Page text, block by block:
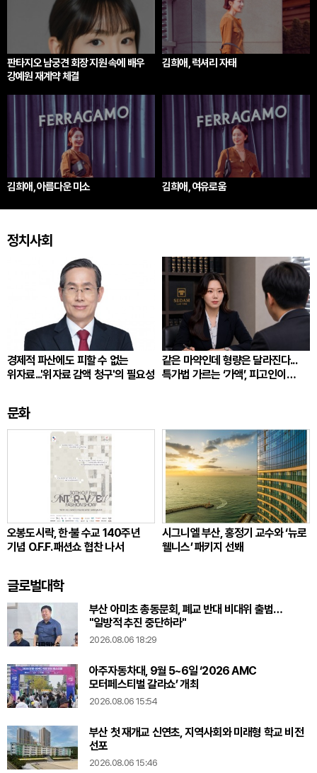
판타지오 남궁견 회장 지원 속에 배우
강예원 재계약 체결
김희애, 럭셔리 자태
김희애, 아름다운 미소 김희애, 여유로움
정치사회
경제적 파산에도 피할 수 없는
위자료...'위자료 감액 청구'의 필요성
같은 마약인데 형량은 달라진다...
특가법 가르는 ‘가액’, 피고인이
문화
오봉도시락, 한·불 수교 140주년
기념 O.F.F. 패션쇼 협찬 나서
시그니엘 부산, 홍정기 교수와 ‘뉴로
웰니스’ 패키지 선봬
글로벌대학
부산 아미초 총동문회, 폐교 반대 비대위 출범…
"일방적 추진 중단하라"
2026.08.06 18:29
아주자동차대, 9월 5~6일 ‘2026 AMC
모터페스티벌 갈라쇼’ 개최
2026.08.06 15:54
부산 첫 재개교 신연초, 지역사회와 미래형 학교 비전
선포
2026.08.06 15:46